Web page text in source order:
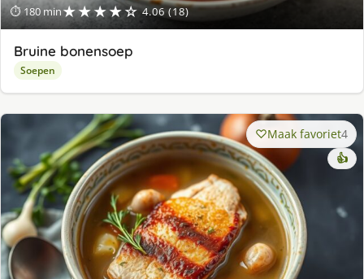
⏱ 180 min★★★★☆ 4.06 (18)
Bruine bonensoep
Soepen
Maak favoriet4
👍